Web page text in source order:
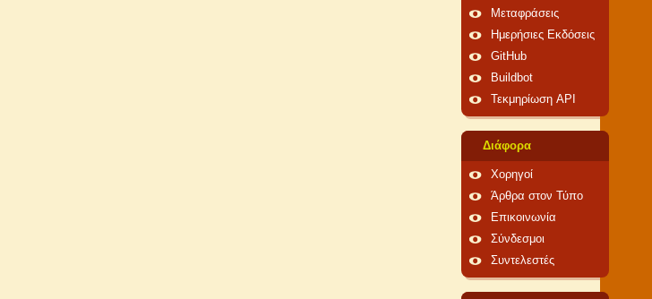
Μεταφράσεις
Ημερήσιες Εκδόσεις
GitHub
Buildbot
Τεκμηρίωση API
Διάφορα
Χορηγοί
Άρθρα στον Τύπο
Επικοινωνία
Σύνδεσμοι
Συντελεστές